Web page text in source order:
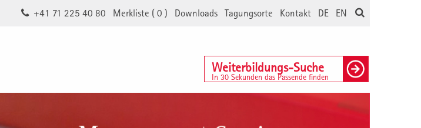
EN
DE
Kontakt
Tagungsorte
Downloads
Merkliste (0 )
+41 71 225 40 80
Weiterbildungs-Suche
In 30 Sekunden das Passende finden